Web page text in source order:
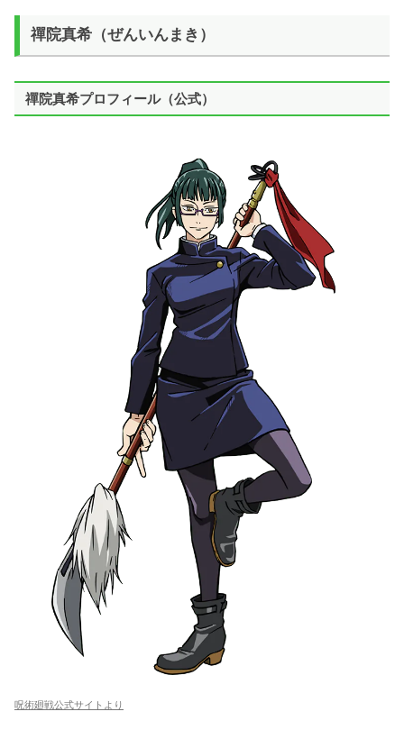
禪院真希（ぜんいんまき）
禪院真希プロフィール（公式）
呪術廻戦公式サイトより